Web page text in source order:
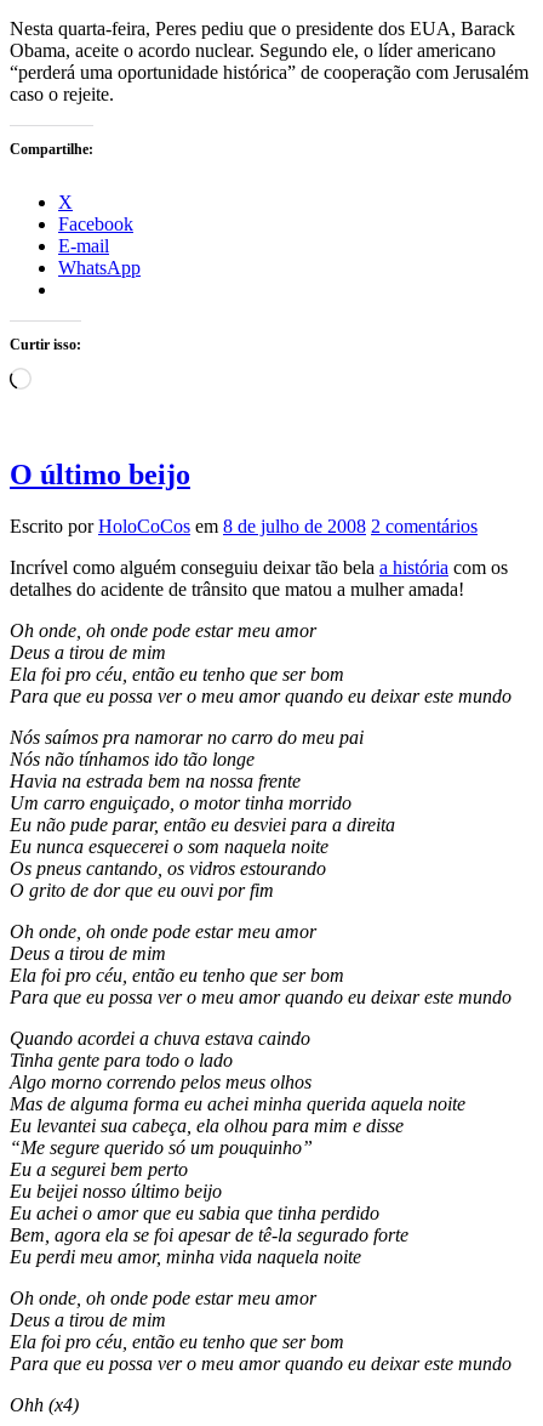
Nesta quarta-feira, Peres pediu que o presidente dos EUA, Barack
Obama, aceite o acordo nuclear. Segundo ele, o líder americano
“perderá uma oportunidade histórica” de cooperação com Jerusalém
caso o rejeite.
Compartilhe:
X
Facebook
E-mail
WhatsApp
Curtir isso:
Carregando...
O último beijo
Escrito porHoloCoCos em 8 de julho de 2008 2 comentários
Incrível como alguém conseguiu deixar tão bela a história com os
detalhes do acidente de trânsito que matou a mulher amada!
Oh onde, oh onde pode estar meu amor
Deus a tirou de mim
Ela foi pro céu, então eu tenho que ser bom
Para que eu possa ver o meu amor quando eu deixar este mundo
Nós saímos pra namorar no carro do meu pai
Nós não tínhamos ido tão longe
Havia na estrada bem na nossa frente
Um carro enguiçado, o motor tinha morrido
Eu não pude parar, então eu desviei para a direita
Eu nunca esquecerei o som naquela noite
Os pneus cantando, os vidros estourando
O grito de dor que eu ouvi por fim
Oh onde, oh onde pode estar meu amor
Deus a tirou de mim
Ela foi pro céu, então eu tenho que ser bom
Para que eu possa ver o meu amor quando eu deixar este mundo
Quando acordei a chuva estava caindo
Tinha gente para todo o lado
Algo morno correndo pelos meus olhos
Mas de alguma forma eu achei minha querida aquela noite
Eu levantei sua cabeça, ela olhou para mim e disse
“Me segure querido só um pouquinho”
Eu a segurei bem perto
Eu beijei nosso último beijo
Eu achei o amor que eu sabia que tinha perdido
Bem, agora ela se foi apesar de tê-la segurado forte
Eu perdi meu amor, minha vida naquela noite
Oh onde, oh onde pode estar meu amor
Deus a tirou de mim
Ela foi pro céu, então eu tenho que ser bom
Para que eu possa ver o meu amor quando eu deixar este mundo
Ohh (x4)